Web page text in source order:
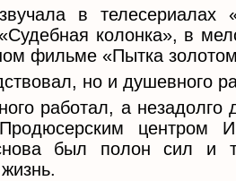
в
колонка», в
фильме «Пытка
но и душевного
работал, а
центром
был полон сил и